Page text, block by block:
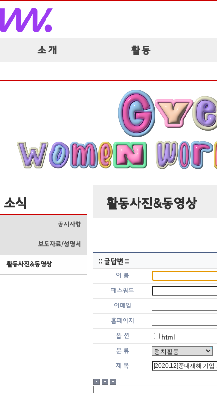
소 개 활 동
소식
공지사항
보도자료/성명서
활동사진&동영상
활동사진&동영상
:: 글답변 ::
이 름
패스워드
이메일
홈페이지
옵 션
html
분 류
제 목